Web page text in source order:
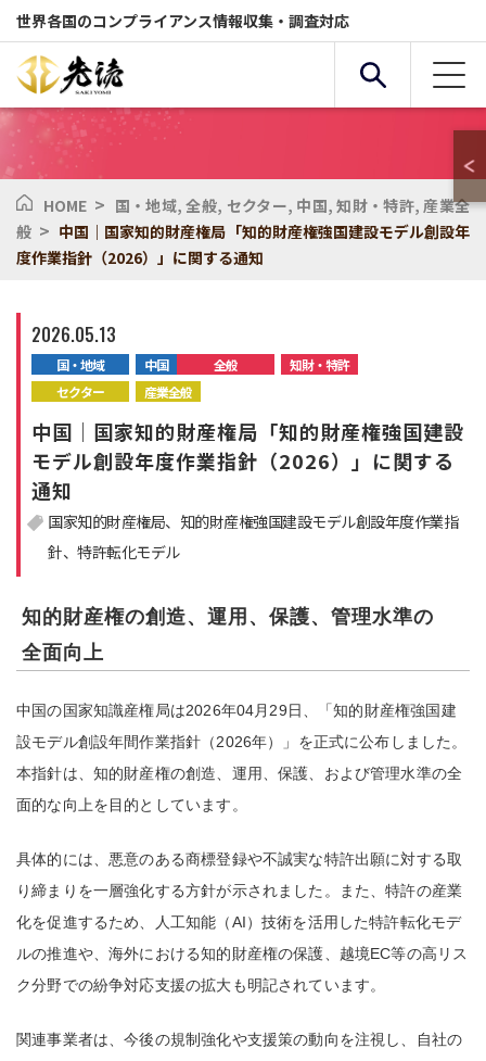
世界各国のコンプライアンス情報収集・調査対応
複合条件検索
全般 セクター
化学物質 環境
注目領域 新領域
HOME > 国・地域,全般, セクター, 中国,知財・特許, 産業全
般 > 中国｜国家知的財産権局「知的財産権強国建設モデル創設年
度作業指針（2026）」に関する通知
2026.05.13
国・地域 中国 全般
知財・特許
セクター
産業全般
中国｜国家知的財産権局「知的財産権強国建設
モデル創設年度作業指針（2026）」に関する
通知
国家知的財産権局
知的財産権強国建設モデル創設年度作業指
針
特許転化モデル
知的財産権の創造、運用、保護、管理水準の
全面向上
中国の国家知識産権局は2026年04月29日、「知的財産権強国建
設モデル創設年間作業指針（2026年）」を正式に公布しました。
本指針は、知的財産権の創造、運用、保護、および管理水準の全
面的な向上を目的としています。
具体的には、悪意のある商標登録や不誠実な特許出願に対する取
り締まりを一層強化する方針が示されました。また、特許の産業
化を促進するため、人工知能（AI）技術を活用した特許転化モデ
ルの推進や、海外における知的財産権の保護、越境EC等の高リス
ク分野での紛争対応支援の拡大も明記されています。
関連事業者は、今後の規制強化や支援策の動向を注視し、自社の